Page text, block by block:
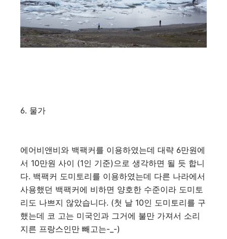
6. 물가
에어비앤비와 백팩커를 이용하였는데 대략 6만원에
서 10만원 사이 (1인 기준)으로 생각하면 될 듯 합니
다. 백팩커 도미토리를 이용하였는데 다른 나라에서
사용했던 백팩커에 비하면 양호한 수준이라 도미토
리도 나쁘지 않았습니다. (첫 날 10인 도미토리를 구
했는데 코 고는 미국인과 그거에 불만 가져서 소리
지른 프랑스인만 빼고는-_-)